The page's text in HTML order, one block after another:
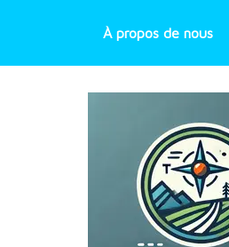
À propos de nous